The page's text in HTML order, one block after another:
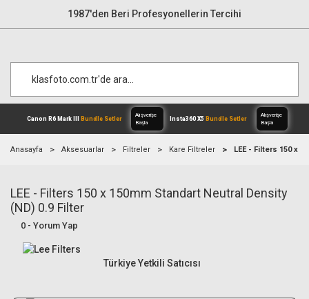
1987'den Beri Profesyonellerin Tercihi
Canon R6 Mark IIIBundle Setler
Alışverişe
Anasayfa Aksesuarlar Filtreler Kare Filtreler LEE - Filters 150 x
LEE - Filters 150 x 150mm Standart Neutral Density
(ND) 0.9 Filter
0 - Yorum Yap
Türkiye Yetkili Satıcısı